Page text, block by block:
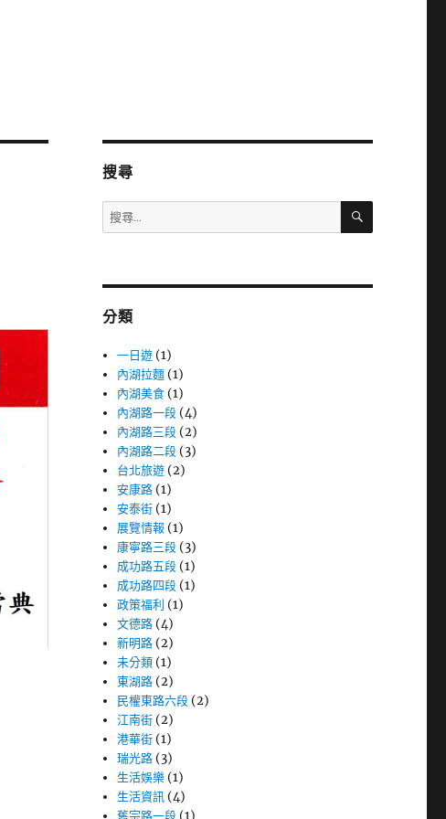
搜尋
搜
尋
字:
搜
分類
一日遊 (1)
內湖拉麵 (1)
內湖美食 (1)
內湖路一段 (4)
內湖路三段 (2)
內湖路二段 (3)
台北旅遊 (2)
安康路 (1)
安泰街 (1)
展覽情報 (1)
康寧路三段 (3)
成功路五段 (1)
成功路四段 (1)
政策福利 (1)
文德路 (4)
新明路 (2)
未分類 (1)
東湖路 (2)
民權東路六段 (2)
江南街 (2)
港華街 (1)
瑞光路 (3)
生活娛樂 (1)
生活資訊 (4)
舊宗路一段 (1)